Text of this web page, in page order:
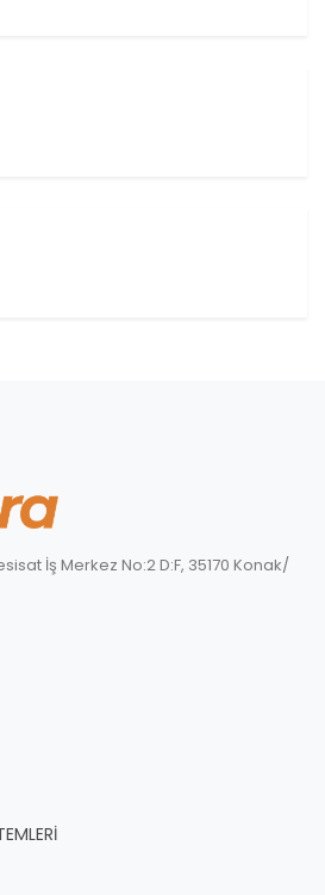
İş Merkez No:2 D:F, 35170 Konak/